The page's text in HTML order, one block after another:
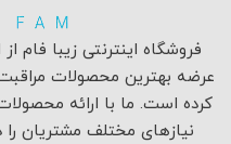
عرضه بهترین محصولات
کرده است. ما با ارائه
نیازهای مختلف مشتریان